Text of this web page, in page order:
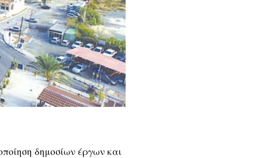
δημοσίων έργων και